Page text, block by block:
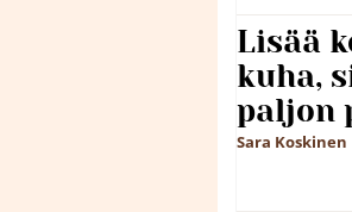
Lisää
kuha,
paljon
Sara Koskinen